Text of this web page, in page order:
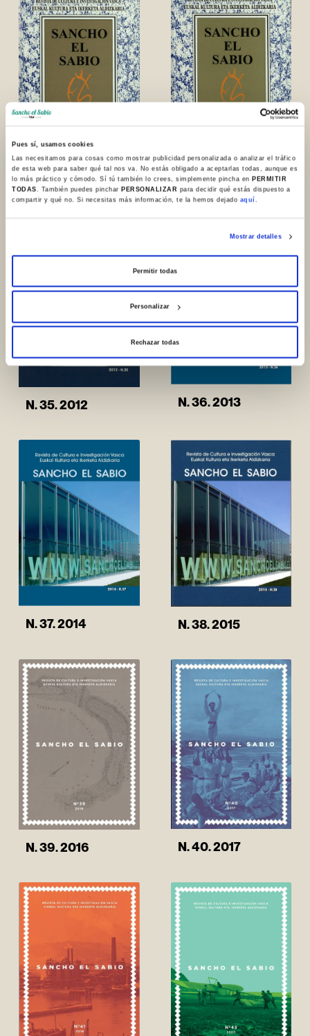
Pues sí, usamos cookies
Las necesitamos para cosas como mostrar publicidad personalizada o analizar el tráfico
de esta web para saber qué tal nos va. No estás obligado a aceptarlas todas, aunque es
lo más práctico y cómodo. Sí tú también lo crees, simplemente pincha enPERMITIR
TODAS . También puedes pincharPERSONALIZAR para decidir qué estás dispuesto a
compartir y qué no. Si necesitas más información, te la hemos dejado aquí.
Mostrar detalles
Permitir todas
Personalizar
Rechazar todas
N. 33. 2010 N. 34. 2011
N. 35. 2012 N. 36. 2013
N. 37. 2014 N. 38. 2015
N. 39. 2016 N. 40. 2017